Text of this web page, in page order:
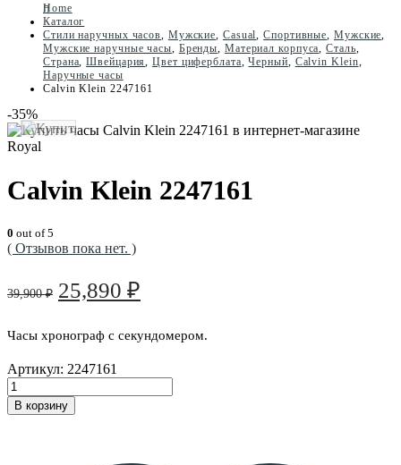
Home
Каталог
Стили наручных часов, Мужские, Casual,Спортивные, Мужские,
Мужские наручные часы, Бренды, Материал корпуса,Сталь,
Страна,Швейцария,Цвет циферблата,Черный, Calvin Klein,
Наручные часы
Calvin Klein 2247161
-35%
Calvin Klein 2247161
0 out of 5
( Отзывов пока нет. )
39,900₽ Первоначальная
составляла
25,890 ₽
25,890 ₽.
Часы хронограф с секундомером.
Артикул: 2247161
В корзину